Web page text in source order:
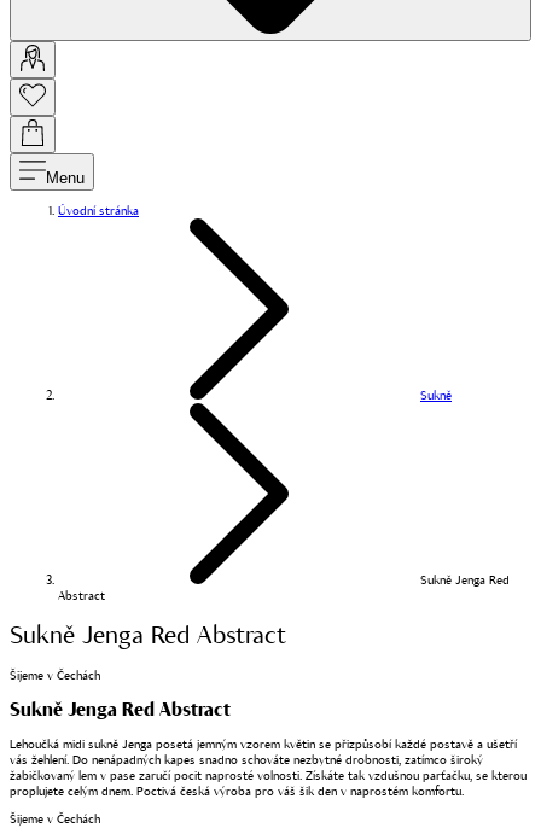
Menu
Úvodní stránka
Sukně
Sukně Jenga Red
Abstract
Sukně Jenga Red Abstract
Šijeme v Čechách
Sukně Jenga Red Abstract
Lehoučká midi sukně Jenga posetá jemným vzorem květin se přizpůsobí každé postavě a ušetří
vás žehlení. Do nenápadných kapes snadno schováte nezbytné drobnosti, zatímco široký
žabičkovaný lem v pase zaručí pocit naprosté volnosti. Získáte tak vzdušnou parťačku, se kterou
proplujete celým dnem. Poctivá česká výroba pro váš šik den v naprostém komfortu.
Šijeme v Čechách